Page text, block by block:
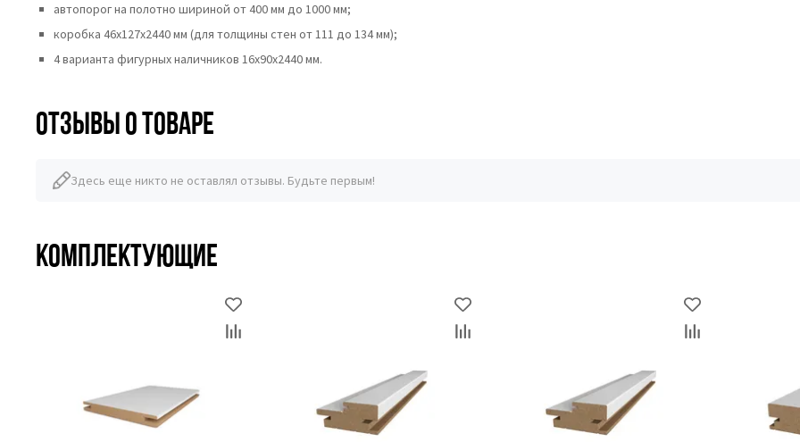
автопорог на полотно шириной от 400 мм до 1000 мм;
коробка 46x127x2440 мм (для толщины стен от 111 до 134 мм);
4 варианта фигурных наличников 16х90х2440 мм.
Отзывы о товаре
Здесь еще никто не оставлял отзывы. Будьте первым!
Комплектующие